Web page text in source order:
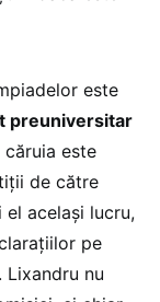
este
preuniversitar
este
de către
el același lucru,
pe
nu